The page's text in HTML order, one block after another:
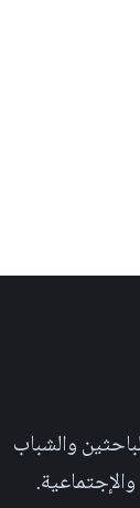
على والويب٬ وتشجيع الكتاب والباحثين والشباب